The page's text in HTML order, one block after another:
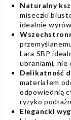
Naturalny
miseczki
idealnie
Lara SBP
ubraniami, nie
Delikatność
materiałem
odpowiednią
ryzyko
Elegancki